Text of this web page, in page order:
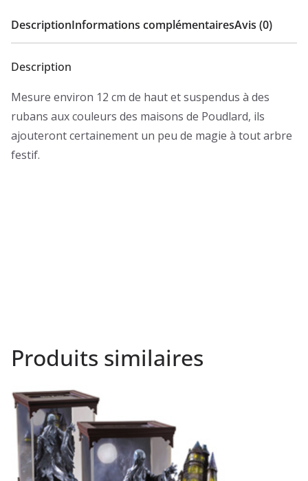
DescriptionInformations complémentairesAvis (0)
Description
Mesure environ 12 cm de haut et suspendus à des
rubans aux couleurs des maisons de Poudlard, ils
ajouteront certainement un peu de magie à tout arbre
festif.
Produits similaires